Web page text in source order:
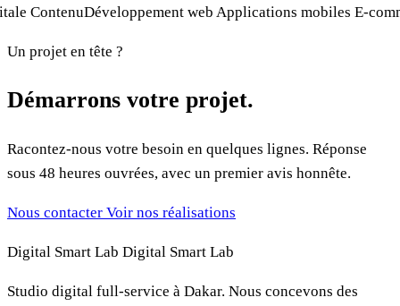
ContenuDéveloppement webApplications mobilesE-
Un projet en tête ?
Démarrons votre projet.
Racontez-nous votre besoin en quelques lignes. Réponse
sous 48 heures ouvrées, avec un premier avis honnête.
Nous contacter Voir nos réalisations
Digital Smart Lab Digital Smart Lab
Studio digital full-service à Dakar. Nous concevons des